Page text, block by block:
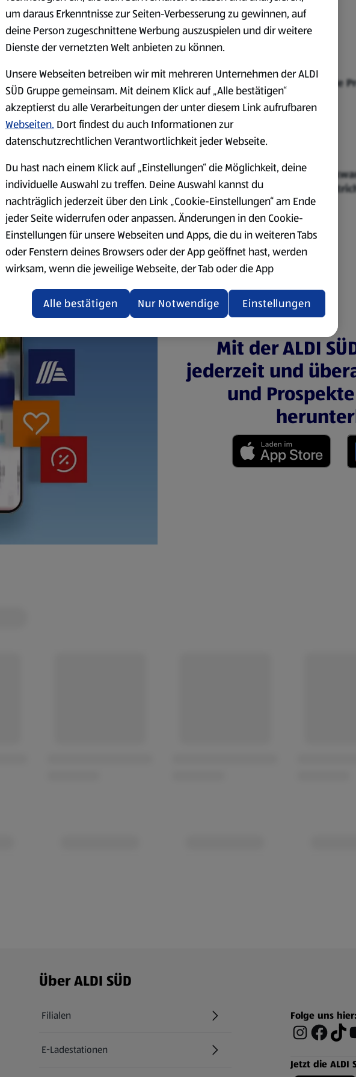
Sortiment.
Markenprodukte Bio-Produkte Fairtrade
Käse
Milchprodukte &
Eier
Mit der ALDI
jederzeit und
und
Über ALDI SÜD
Filialen
E-Ladestationen
Folge uns hier:
Jetzt die ALDI
um daraus Erkenntnisse zur Seiten-Verbesserung zu gewinnen, auf
deine Person zugeschnittene Werbung auszuspielen und dir weitere
Dienste der vernetzten Welt anbieten zu können.
Unsere Webseiten betreiben wir mit mehreren Unternehmen der ALDI
SÜD Gruppe gemeinsam. Mit deinem Klick auf „Alle bestätigen“
akzeptierst du alle Verarbeitungen der unter diesem Link aufrufbaren
Webseiten. Dort findest du auch Informationen zur
datenschutzrechtlichen Verantwortlichkeit jeder Webseite.
Du hast nach einem Klick auf „Einstellungen“ die Möglichkeit, deine
individuelle Auswahl zu treffen. Deine Auswahl kannst du
nachträglich jederzeit über den Link „Cookie-Einstellungen“ am Ende
jeder Seite widerrufen oder anpassen. Änderungen in den Cookie-
Einstellungen für unsere Webseiten und Apps, die du in weiteren Tabs
oder Fenstern deines Browsers oder der App geöffnet hast, werden
wirksam, wenn die jeweilige Webseite, der Tab oder die App
aktualisiert oder geschlossen und anschließend wieder geöffnet
Datenschutzerklärung zur Verfügung.
Übersicht der Webseitenbetreiber und Datenschutzerklärungen
Einstellungen
Nur Notwendige
Alle bestätigen